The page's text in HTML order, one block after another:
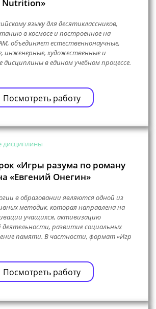
Nutrition»
языку для десятиклассников,
в космосе и построенное на
объединяет естественнонаучные,
инженерные, художественные и
в едином учебном процессе.
Посмотреть работу
дисциплины
«Игры разума по роману
«Евгений Онегин»
в образовании являются одной из
методик, которая направлена на
учащихся, активизацию
деятельности, развитие социальных
памяти. В частности, формат «Игр
Посмотреть работу